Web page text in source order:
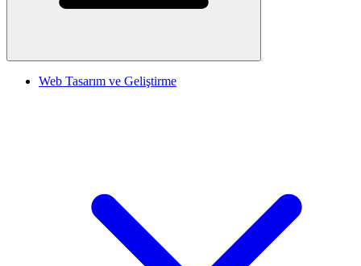
Web Tasarım ve Geliştirme